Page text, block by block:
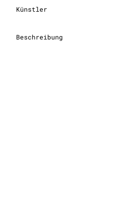
Künstler
Beschreibung